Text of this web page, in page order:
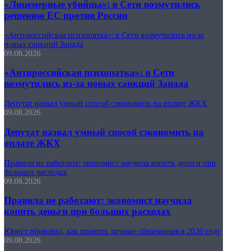
«Лицемерные убийцы»: в Сети возмутились
решению ЕС против России
«Антироссийская психопатка»: в Сети возмутились из-за
новых санкций Запада
09.08.2026
«Антироссийская психопатка»: в Сети
возмутились из-за новых санкций Запада
Депутат назвал умный способ сэкономить на оплате ЖКХ
09.08.2026
Депутат назвал умный способ сэкономить на
оплате ЖКХ
Правила не работают: экономист научила копить деньги при
больших расходах
09.08.2026
Правила не работают: экономист научила
копить деньги при больших расходах
Юрист объяснил, как хранить личные сбережения в 2026 году
09.08.2026